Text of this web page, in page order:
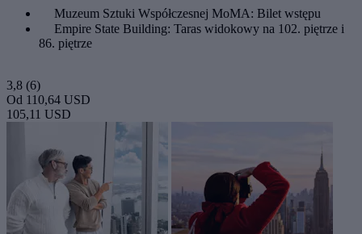
Muzeum Sztuki Współczesnej MoMA: Bilet wstępu
Empire State Building: Taras widokowy na 102. piętrze i
86. piętrze
3,8 (6)
Od 110,64 USD
105,11 USD